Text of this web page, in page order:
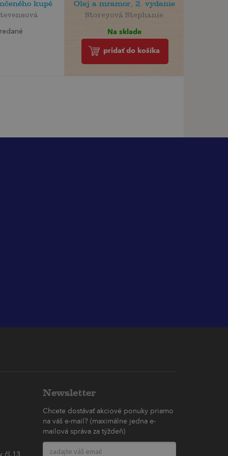
kupé Olej a mramor, 2. vydanie
Storeyová Stephanie
Na sklade
pridať do košíka
čl.13
Newsletter
Chcete dostávať akciové ponuky priamo
na váš e-mail? (maximálne jedna e-
mailová správa za týždeň)